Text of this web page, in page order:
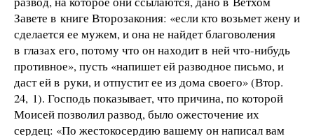
Завете в книге Второзакония: «если кто возьмет жену и
сделается ее мужем, и она не найдет благоволения
в глазах его, потому что он находит в ней что-нибудь
противное», пусть «напишет ей разводное письмо, и
даст ей в руки, и отпустит ее из дома своего» (Втор.
24, 1). Господь показывает, что причина, по которой
Моисей позволил развод, было ожесточение их
сердец: «По жестокосердию вашему он написал вам